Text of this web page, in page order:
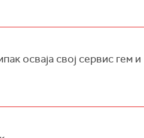
осваја свој сервис гем и